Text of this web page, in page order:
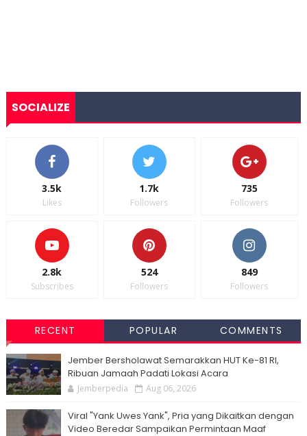
SOCIALIZE
3.5k
Likes
1.7k
Followers
735
Followers
2.8k
Subscribes
524
Followers
849
Followers
RECENT POPULAR COMMENTS
Jember Bersholawat Semarakkan HUT Ke-81 RI,
Ribuan Jamaah Padati Lokasi Acara
Jemberpedia Aug 06, 2026
Viral "Yank Uwes Yank", Pria yang Dikaitkan dengan
Video Beredar Sampaikan Permintaan Maaf